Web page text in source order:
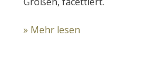
» Mehr lesen